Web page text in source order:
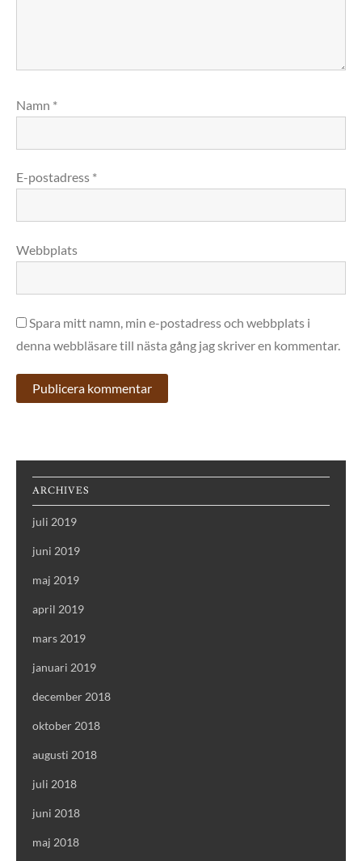
Namn *
E-postadress *
Webbplats
Spara mitt namn, min e-postadress och webbplats i
denna webbläsare till nästa gång jag skriver en kommentar.
ARCHIVES
juli 2019
juni 2019
maj 2019
april 2019
mars 2019
januari 2019
december 2018
oktober 2018
augusti 2018
juli 2018
juni 2018
maj 2018